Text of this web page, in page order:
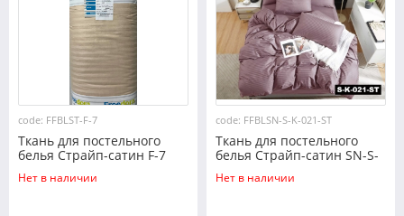
code: FFBLST-F-7
Ткань для постельного
белья Страйп-сатин F-7
(30м)
Нет в наличии
code: FFBLSN-S-K-021-ST
Ткань для постельного
белья Страйп-сатин SN-S-
K-021-ST (50м)
Нет в наличии